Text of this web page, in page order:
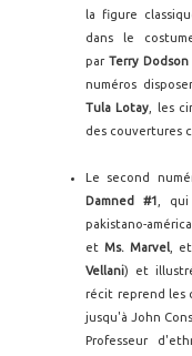
la figure
dans le
parTerry Dodson
numéros
Tula Lotay , les
des couvertures
Le second
Damned #1
,
pakistano-
etMs. Marvel, et
Vellani) et
récit reprend les
jusqu'à John
Professeur